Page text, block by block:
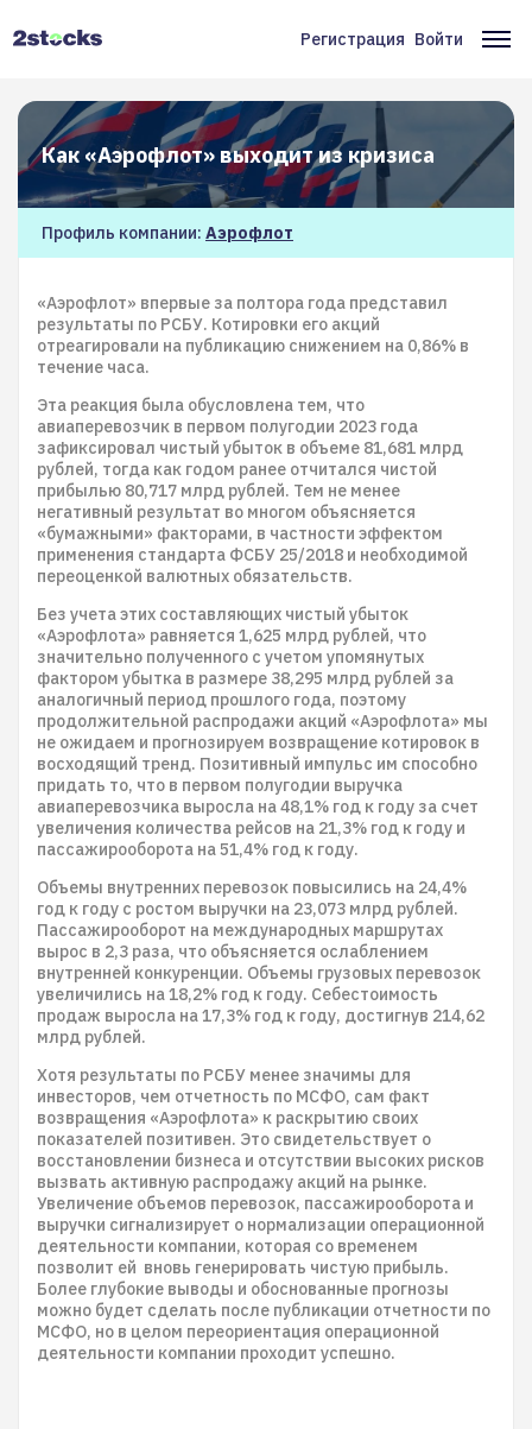
Меню
учётной
записи
пользователя
Регистрация Войти
Как «Аэрофлот» выходит из кризиса
Профиль компании: Аэрофлот
«Аэрофлот» впервые за полтора года представил
результаты по РСБУ. Котировки его акций
отреагировали на публикацию снижением на 0,86% в
течение часа.
Эта реакция была обусловлена тем, что
авиаперевозчик в первом полугодии 2023 года
зафиксировал чистый убыток в объеме 81,681 млрд
рублей, тогда как годом ранее отчитался чистой
прибылью 80,717 млрд рублей. Тем не менее
негативный результат во многом объясняется
«бумажными» факторами, в частности эффектом
применения стандарта ФСБУ 25/2018 и необходимой
переоценкой валютных обязательств.
Без учета этих составляющих чистый убыток
«Аэрофлота» равняется 1,625 млрд рублей, что
значительно полученного с учетом упомянутых
фактором убытка в размере 38,295 млрд рублей за
аналогичный период прошлого года, поэтому
продолжительной распродажи акций «Аэрофлота» мы
не ожидаем и прогнозируем возвращение котировок в
восходящий тренд. Позитивный импульс им способно
придать то, что в первом полугодии выручка
авиаперевозчика выросла на 48,1% год к году за счет
увеличения количества рейсов на 21,3% год к году и
пассажирооборота на 51,4% год к году.
Объемы внутренних перевозок повысились на 24,4%
год к году с ростом выручки на 23,073 млрд рублей.
Пассажирооборот на международных маршрутах
вырос в 2,3 раза, что объясняется ослаблением
внутренней конкуренции. Объемы грузовых перевозок
увеличились на 18,2% год к году. Себестоимость
продаж выросла на 17,3% год к году, достигнув 214,62
млрд рублей.
Хотя результаты по РСБУ менее значимы для
инвесторов, чем отчетность по МСФО, сам факт
возвращения «Аэрофлота» к раскрытию своих
показателей позитивен. Это свидетельствует о
восстановлении бизнеса и отсутствии высоких рисков
вызвать активную распродажу акций на рынке.
Увеличение объемов перевозок, пассажирооборота и
выручки сигнализирует о нормализации операционной
деятельности компании, которая со временем
позволит ей вновь генерировать чистую прибыль.
Более глубокие выводы и обоснованные прогнозы
можно будет сделать после публикации отчетности по
МСФО, но в целом переориентация операционной
деятельности компании проходит успешно.